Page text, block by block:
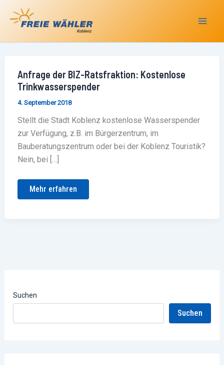
Inhalt
Anfrage der BIZ-Ratsfraktion: Kostenlose
Trinkwasserspender
4. September 2018
Stellt die Stadt Koblenz kostenlose Wasserspender
zur Verfügung, z.B. im Bürgerzentrum, im
Bauberatungszentrum oder bei der Koblenz Touristik?
Nein, bei […]
Anfrage
der
BIZ-
Kostenlose
Mehr erfahren
Suchen
Suchen